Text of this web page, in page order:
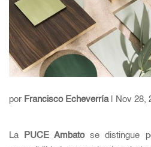
por Francisco Echeverría| Nov 28,
La PUCE Ambatose distingue